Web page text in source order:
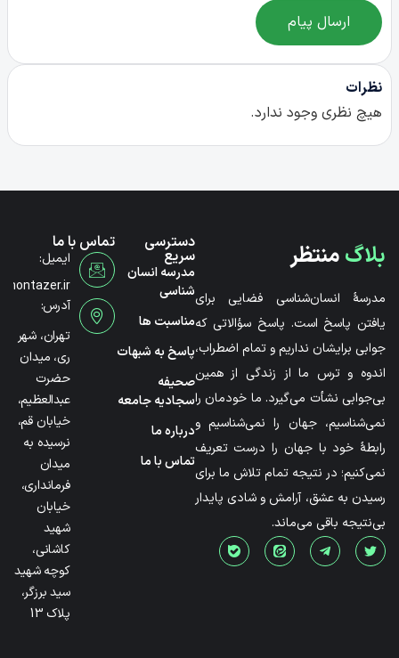
ارسال پیام
نظرات
هیچ نظری وجود ندارد.
بلاگمنتظر
مدرسۀ انسان‌شناسی فضایی برای
یافتن پاسخ است. پاسخ سؤالاتی که
جوابی برایشان نداریم و تمام اضطراب،
اندوه و ترس ما از زندگی از همین
بی‌جوابی نشأت می‌گیرد. ما خودمان را
نمی‌شناسیم، جهان را نمی‌شناسیم و
رابطۀ خود با جهان را درست تعریف
نمی‌کنیم؛ در نتیجه تمام تلاش ما برای
رسیدن به عشق، آرامش و شادی پایدار
بی‌نتیجه باقی می‌ماند.
دسترسی
سریع
مدرسه انسان
شناسی
مناسبت ها
پاسخ به شبهات
صحیفه
سجادیه جامعه
درباره ما
تماس با ما
تماس با ما
ایمیل:
آدرس:
تهران، شهر
ری، میدان
حضرت
عبدالعظیم،
خیابان قم،
نرسیده به
میدان
فرمانداری،
خیابان
شهید
کاشانی،
کوچه شهید
سید برزگر،
پلاک 13